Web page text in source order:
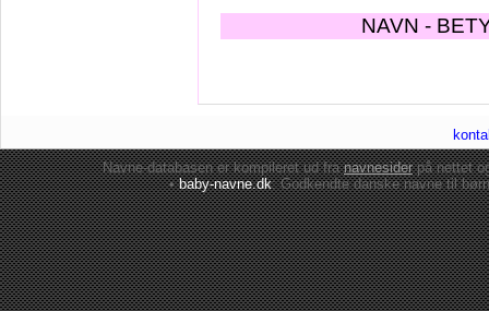
NAVN -
Navne-databasen er kompileret ud franavnesiderpå nettet
•baby-navne.dk: Godkendte danskenavne til børn